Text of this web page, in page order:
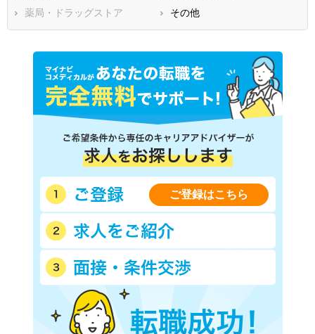
香川県
愛媛県
福岡県
佐賀県
長崎県
熊本県
大分県
宮崎県
鹿児島県
沖縄県
薬局・ドラッグストア
その他
ご登録はこちら